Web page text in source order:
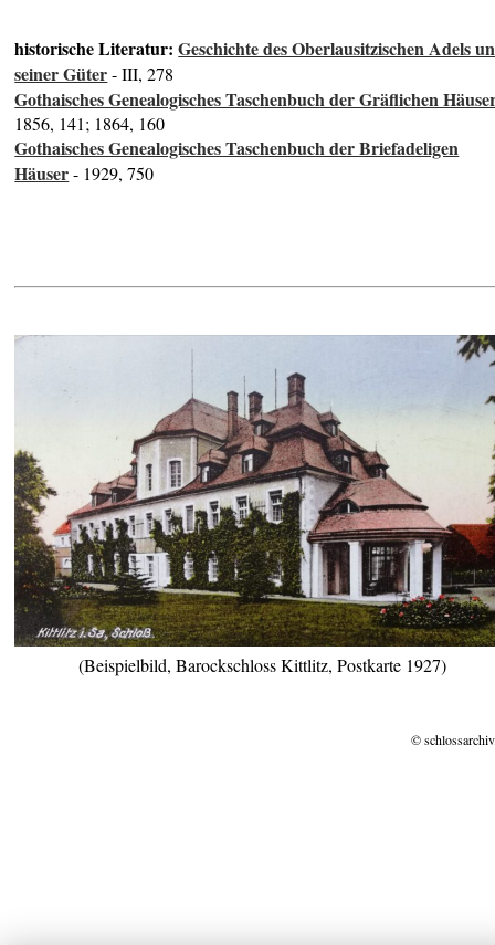
historische Literatur:Geschichte des Oberlausitzischen Adels
seiner Güter- III, 278
Gothaisches Genealogisches Taschenbuch der Gräflichen
1856, 141; 1864, 160
Gothaisches Genealogisches Taschenbuch der Briefadeligen
Häuser- 1929, 750
(Beispielbild, Barockschloss Kittlitz, Postkarte 1927)
©